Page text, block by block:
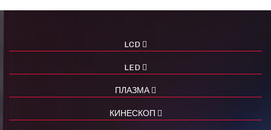
LCD
LED
ПЛАЗМА
КИНЕСКОП